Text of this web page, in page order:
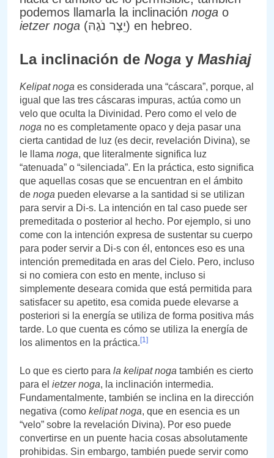
podemos llamarla la inclinación noga o
ietzer noga
(יֵצֶר נֹגַהּ) en hebreo.
La inclinación de Noga y Mashiaj
Kelipat noga es considerada una “cáscara”, porque, al
igual que las tres cáscaras impuras, actúa como un
velo que oculta la Divinidad. Pero como el velo de
noga no es completamente opaco y deja pasar una
cierta cantidad de luz (es decir, revelación Divina), se
le llama noga, que literalmente significa luz
“atenuada” o “silenciada”. En la práctica, esto significa
que aquellas cosas que se encuentran en el ámbito
de noga pueden elevarse a la santidad si se utilizan
para servir a Di-s. La intención en tal caso puede ser
premeditada o posterior al hecho. Por ejemplo, si uno
come con la intención expresa de sustentar su cuerpo
para poder servir a Di-s con él, entonces eso es una
intención premeditada en aras del Cielo. Pero, incluso
si no comiera con esto en mente, incluso si
simplemente deseara comida que está permitida para
satisfacer su apetito, esa comida puede elevarse a
posteriori si la energía se utiliza de forma positiva más
tarde. Lo que cuenta es cómo se utiliza la energía de
los alimentos en la práctica. [1]
Lo que es cierto para la kelipat noga también es cierto
para el ietzer noga, la inclinación intermedia.
Fundamentalmente, también se inclina en la dirección
negativa (como kelipat noga, que en esencia es un
“velo” sobre la revelación Divina). Por eso puede
convertirse en un puente hacia cosas absolutamente
prohibidas. Sin embargo, también puede servir como